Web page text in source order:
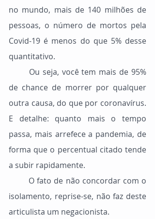
no mundo, mais de 140 milhões de
pessoas, o número de mortos pela
Covid-19 é menos do que 5% desse
quantitativo.
de chance de morrer por qualquer
outra causa, do que por coronavírus.
E detalhe: quanto mais o tempo
passa, mais arrefece a pandemia, de
forma que o percentual citado tende
a subir rapidamente.
isolamento, reprise-se, não faz deste
articulista um negacionista.